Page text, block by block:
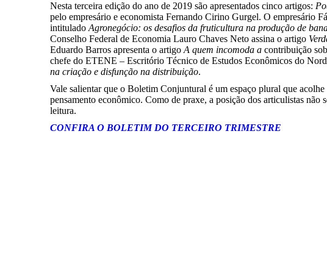
Nesta terceira edição do ano de 2019 são apresentados cinco artigos:
pelo empresário e economista Fernando Cirino Gurgel. O empresário
intitulado Agronegócio: os desafios da fruticultura na produção de
Conselho Federal de Economia Lauro Chaves Neto assina o artigo
Eduardo Barros apresenta o artigo A quem incomoda a contribuição
chefe do ETENE – Escritório Técnico de Estudos Econômicos do
na criação e disfunção na distribuição.
Vale salientar que o Boletim Conjuntural é um espaço plural que
pensamento econômico. Como de praxe, a posição dos articulistas
leitura.
CONFIRA O BOLETIM DO TERCEIRO TRIMESTRE